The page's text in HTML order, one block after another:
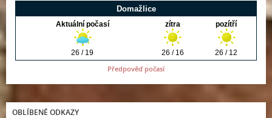
Předpověď počasí
OBLÍBENÉ ODKAZY